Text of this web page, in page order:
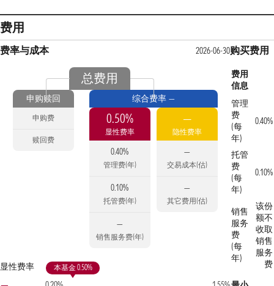
费用
费率与成本 2026-06-30
总费用
申购赎回
申购费
赎回费
综合费率 —
0.50%
显性费率
0.40%
管理费(年)
0.10%
托管费(年)
—
销售服务费(年)
—
隐性费率
—
交易成本(估)
—
其它费用(估)
显性费率 本基金 0.50%
购买费用
费用
信息
管理
费
(每
年)
0.40%
托管
费
(每
年)
0.10%
销售
服务
费
(每
年)
该份
额不
收取
销售
服务
费